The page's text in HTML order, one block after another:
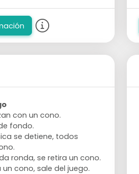
con un cono.
fondo.
se detiene, todos
ronda, se retira un cono.
cono, sale del juego.